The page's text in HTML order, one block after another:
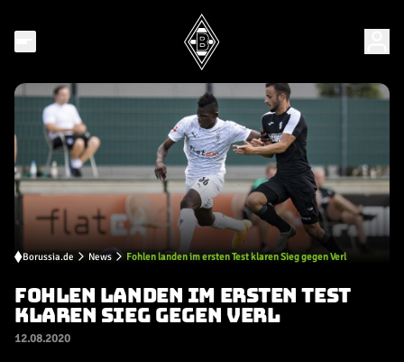
Borussia.de News Fohlen landen im ersten Test klaren Sieg gegen Verl
FOHLEN LANDEN IM ERSTEN TEST
KLAREN SIEG GEGEN VERL
12.08.2020